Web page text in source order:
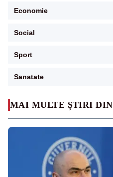
MAI MULTE ȘTIRI DIN
Economie
Social
Sport
Sanatate